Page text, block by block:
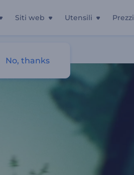
Siti web Utensili Prezzi
No, thanks